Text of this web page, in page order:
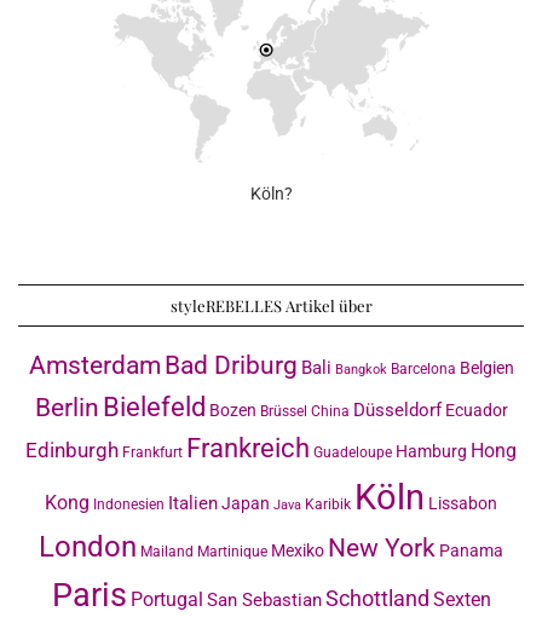
Köln?
styleREBELLES Artikel über
Amsterdam Bad Driburg Bali Bangkok Barcelona Belgien
Berlin Bielefeld Bozen Brüssel China Düsseldorf Ecuador
Edinburgh Frankfurt Frankreich Guadeloupe Hamburg Hong
Kong Indonesien ItalienJapan Java Karibik Köln Lissabon
London Mailand Martinique Mexiko New York Panama
Paris Portugal San SebastianSchottland Sexten